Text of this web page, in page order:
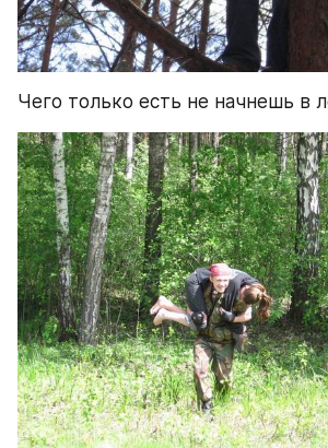
Чего только есть не начнешь в